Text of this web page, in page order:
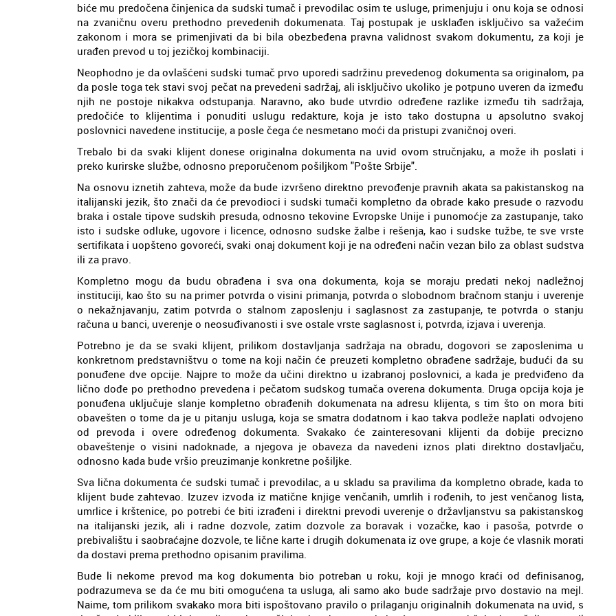
biće mu predočena činjenica da sudski tumač i prevodilac osim te usluge, primenjuju i onu koja se odnosi
na zvaničnu overu prethodno prevedenih dokumenata. Taj postupak je usklađen isključivo sa važećim
zakonom i mora se primenjivati da bi bila obezbeđena pravna validnost svakom dokumentu, za koji je
urađen prevod u toj jezičkoj kombinaciji.
Neophodno je da ovlašćeni sudski tumač prvo uporedi sadržinu prevedenog dokumenta sa originalom, pa
da posle toga tek stavi svoj pečat na prevedeni sadržaj, ali isključivo ukoliko je potpuno uveren da između
njih ne postoje nikakva odstupanja. Naravno, ako bude utvrdio određene razlike između tih sadržaja,
predočiće to klijentima i ponuditi uslugu redakture, koja je isto tako dostupna u apsolutno svakoj
poslovnici navedene institucije, a posle čega će nesmetano moći da pristupi zvaničnoj overi.
Trebalo bi da svaki klijent donese originalna dokumenta na uvid ovom stručnjaku, a može ih poslati i
preko kurirske službe, odnosno preporučenom pošiljkom "Pošte Srbije".
Na osnovu iznetih zahteva, može da bude izvršeno direktno prevođenje pravnih akata sa pakistanskog na
italijanski jezik, što znači da će prevodioci i sudski tumači kompletno da obrade kako presude o razvodu
braka i ostale tipove sudskih presuda, odnosno tekovine Evropske Unije i punomoćje za zastupanje, tako
isto i sudske odluke, ugovore i licence, odnosno sudske žalbe i rešenja, kao i sudske tužbe, te sve vrste
sertifikata i uopšteno govoreći, svaki onaj dokument koji je na određeni način vezan bilo za oblast sudstva
ili za pravo.
Kompletno mogu da budu obrađena i sva ona dokumenta, koja se moraju predati nekoj nadležnoj
instituciji, kao što su na primer potvrda o visini primanja, potvrda o slobodnom bračnom stanju i uverenje
o nekažnjavanju, zatim potvrda o stalnom zaposlenju i saglasnost za zastupanje, te potvrda o stanju
računa u banci, uverenje o neosuđivanosti i sve ostale vrste saglasnost i, potvrda, izjava i uverenja.
Potrebno je da se svaki klijent, prilikom dostavljanja sadržaja na obradu, dogovori se zaposlenima u
konkretnom predstavništvu o tome na koji način će preuzeti kompletno obrađene sadržaje, budući da su
ponuđene dve opcije. Najpre to može da učini direktno u izabranoj poslovnici, a kada je predviđeno da
lično dođe po prethodno prevedena i pečatom sudskog tumača overena dokumenta. Druga opcija koja je
ponuđena uključuje slanje kompletno obrađenih dokumenata na adresu klijenta, s tim što on mora biti
obavešten o tome da je u pitanju usluga, koja se smatra dodatnom i kao takva podleže naplati odvojeno
od prevoda i overe određenog dokumenta. Svakako će zainteresovani klijenti da dobije precizno
obaveštenje o visini nadoknade, a njegova je obaveza da navedeni iznos plati direktno dostavljaču,
odnosno kada bude vršio preuzimanje konkretne pošiljke.
Sva lična dokumenta će sudski tumač i prevodilac, a u skladu sa pravilima da kompletno obrade, kada to
klijent bude zahtevao. Izuzev izvoda iz matične knjige venčanih, umrlih i rođenih, to jest venčanog lista,
umrlice i krštenice, po potrebi će biti izrađeni i direktni prevodi uverenje o državljanstvu sa pakistanskog
na italijanski jezik, ali i radne dozvole, zatim dozvole za boravak i vozačke, kao i pasoša, potvrde o
prebivalištu i saobraćajne dozvole, te lične karte i drugih dokumenata iz ove grupe, a koje će vlasnik morati
da dostavi prema prethodno opisanim pravilima.
Bude li nekome prevod ma kog dokumenta bio potreban u roku, koji je mnogo kraći od definisanog,
podrazumeva se da će mu biti omogućena ta usluga, ali samo ako bude sadržaje prvo dostavio na mejl.
Naime, tom prilikom svakako mora biti ispoštovano pravilo o prilaganju originalnih dokumenata na uvid, s